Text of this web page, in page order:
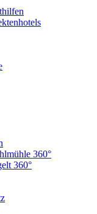
360°
360°